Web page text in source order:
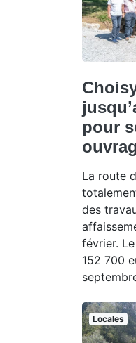
pour
La route
des
février.
152 700
Locales